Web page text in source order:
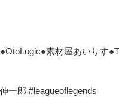
素材屋あいりす
一郎 #leagueoflegends